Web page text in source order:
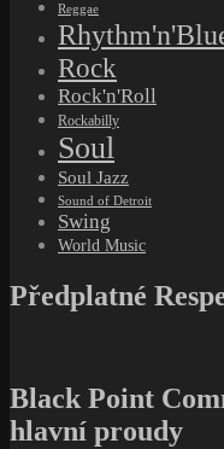
Reggae
Rock
Rock'n'Roll
Rockabilly
Soul
Soul Jazz
Sound of Detroit
Swing
World Music
Předplatné
Black Point
hlavní proudy